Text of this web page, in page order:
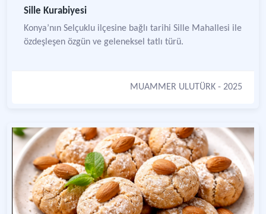
Sille Kurabiyesi
Konya’nın Selçuklu ilçesine bağlı tarihi Sille Mahallesi ile
özdeşleşen özgün ve geleneksel tatlı türü.
MUAMMER ULUTÜRK - 2025